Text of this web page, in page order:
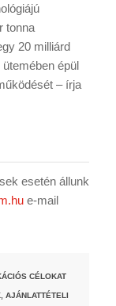
tonna
20 milliárd
épül
– írja
esetén állunk
e-mail
CÉLOKAT
AJÁNLATTÉTELI